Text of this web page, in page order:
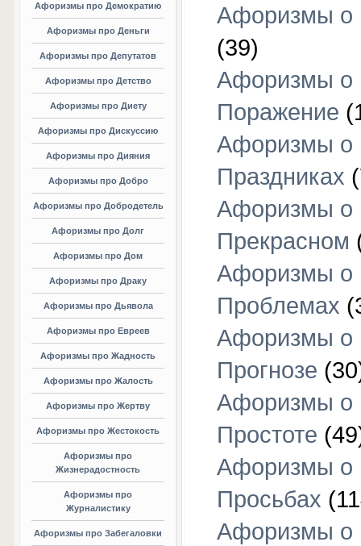
Афоризмы про Демократию
Афоризмы про Деньги
Афоризмы про Депутатов
Афоризмы про Детство
Афоризмы про Диету
Афоризмы про Дискуссию
Афоризмы про Дияния
Афоризмы про Добро
Афоризмы про Добродетель
Афоризмы про Долг
Афоризмы про Дом
Афоризмы про Драку
Афоризмы про Дьявола
Афоризмы про Евреев
Афоризмы про Жадность
Афоризмы про Жалость
Афоризмы про Жертву
Афоризмы про Жестокость
Афоризмы про
Жизнерадостность
Афоризмы про
Журналистику
Афоризмы про Забегаловки
Афоризмы о
(39)
Афоризмы о
Поражение
Афоризмы о
Праздниках
Афоризмы о
Прекрасном
Афоризмы о
Проблемах
Афоризмы о
Прогнозе
Афоризмы о
Простоте
Афоризмы о
Просьбах
Афоризмы о